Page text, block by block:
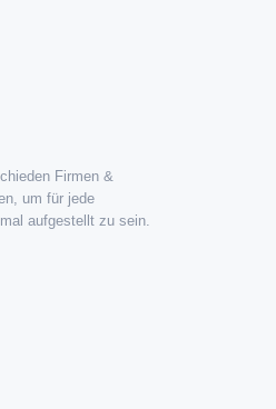
Firmen &
um für jede
aufgestellt zu sein.